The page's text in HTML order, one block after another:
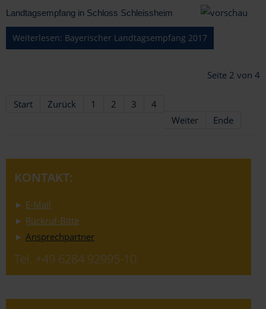
Landtagsempfang in Schloss Schleissheim
Weiterlesen: Bayerischer Landtagsempfang 2017
Seite 2 von 4
Start Zurück 1 2 3
4
Weiter
Ende
KONTAKT:
► E-Mail
► Rückruf-Bitte
► Ansprechpartner
Tel. +49 6284 92995-10